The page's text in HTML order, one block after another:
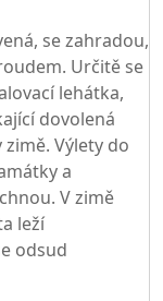
se zahradou,
Určitě se
lehátka,
dovolená
Výlety do
a
V zimě
leží
odsud